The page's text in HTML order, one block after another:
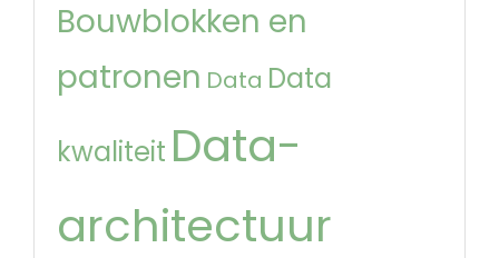
Bouwblokken en
patronen Data Data
kwaliteit Data-
architectuur